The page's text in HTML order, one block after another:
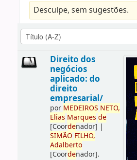
Desculpe, sem sugestões.
Direito dos
negócios
aplicado: do
direito
empresarial/
por MEDEIROS NETO,
Elias Marques de
[Coordenador] |
SIMÃO FILHO,
Adalberto
[Coordenador].